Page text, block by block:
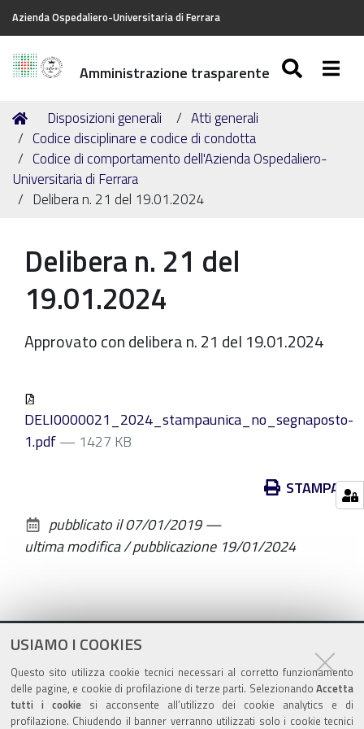
USIAMO I COOKIES
Questo sito utilizza cookie tecnici necessari al corretto funzionamento
delle pagine, e cookie di profilazione di terze parti. Selezionando Accetta
tutti i cookiesi acconsente all’utilizzo dei cookie analytics e di
profilazione. Chiudendo il banner verranno utilizzati solo i cookie tecnici
Azienda Ospedaliero-Universitaria di Ferrara
Amministrazione trasparente
Tu
sei
qui:
Home
Disposizioni generali
Atti generali
Codice disciplinare e codice di condotta
Codice di comportamento dell'Azienda Ospedaliero-
Universitaria di Ferrara
Delibera n. 21 del 19.01.2024
Delibera n. 21 del
19.01.2024
Approvato con delibera n. 21 del 19.01.2024
DELI0000021_2024_stampaunica_no_segnaposto-
1.pdf— 1427 KB
documento
STAMPA
pubblicato il07/01/2019—
ultima modifica / pubblicazione 19/01/2024